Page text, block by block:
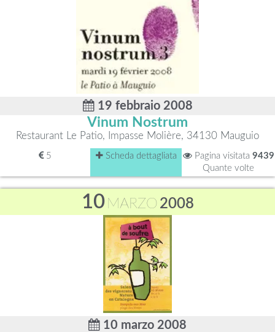
19 febbraio 2008
Vinum Nostrum
Restaurant Le Patio, Impasse Molière, 34130 Mauguio
5 Scheda dettagliata Pagina visitata 9439
Quante volte
10 MARZO 2008
10 marzo 2008